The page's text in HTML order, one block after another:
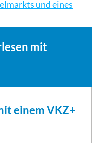
und eines
mit
einem VKZ+